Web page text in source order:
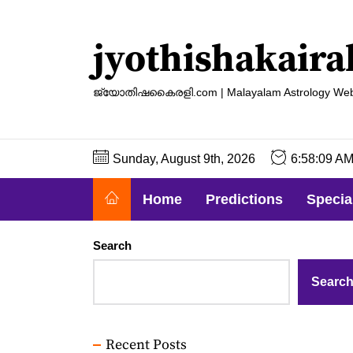
ജ്യോതിഷകൈരളി.com | Malayalam Astrology
Sunday, August 9th, 2026 6:58:10 AM
Home Predictions
Search
Search
Recent Posts